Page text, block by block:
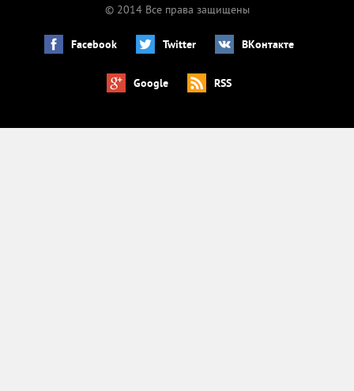
© 2014 Все права защищены
Facebook Twitter ВКонтакте
Google RSS